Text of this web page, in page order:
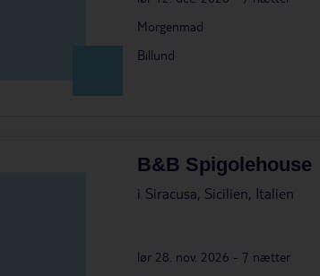
Morgenmad
Billund
B&B Spigolehouse
i Siracusa, Sicilien, Italien
lør 28. nov. 2026 - 7 nætter